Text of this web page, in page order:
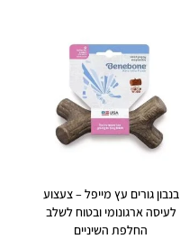
בנבון גורים עץ מייפל – צעצוע
לעיסה ארגונומי ובטוח לשלב
החלפת השיניים